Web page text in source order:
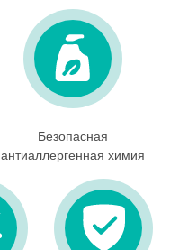
Безопасная
антиаллергенная химия